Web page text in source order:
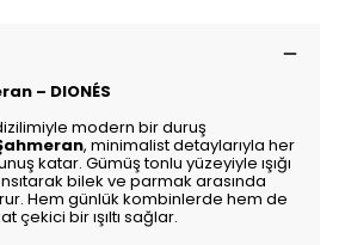
– DIONÉS
modern bir duruş
, minimalist detaylarıyla her
katar. Gümüş tonlu yüzeyiyle ışığı
bilek ve parmak arasında
Hem günlük kombinlerde hem de
çekici bir ışıltı sağlar.